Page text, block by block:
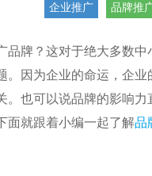
企业推广
品牌推
品牌？这对于绝大多数中
。因为企业的命运，企业
。也可以说品牌的影响力
面就跟着小编一起了解品